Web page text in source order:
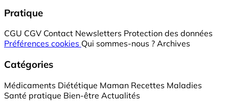
Pratique
CGU CGV Contact Newsletters Protection des données
Préférences cookies Qui sommes-nous ? Archives
Catégories
Médicaments Diététique Maman Recettes Maladies
Santé pratique Bien-être Actualités